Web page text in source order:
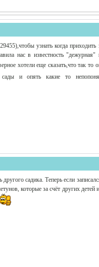
узнать когда приходить
нас в известность
хотели еще сказать,что так то
и опять какие то
садика. Теперь если
которые за счёт других